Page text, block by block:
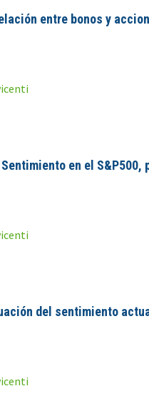
entre bonos y
en el
del sentimiento